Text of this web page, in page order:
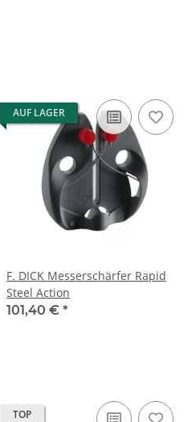
AUF LAGER
F. DICK Messerschärfer Rapid
Steel Action
101,40 € *
TOP